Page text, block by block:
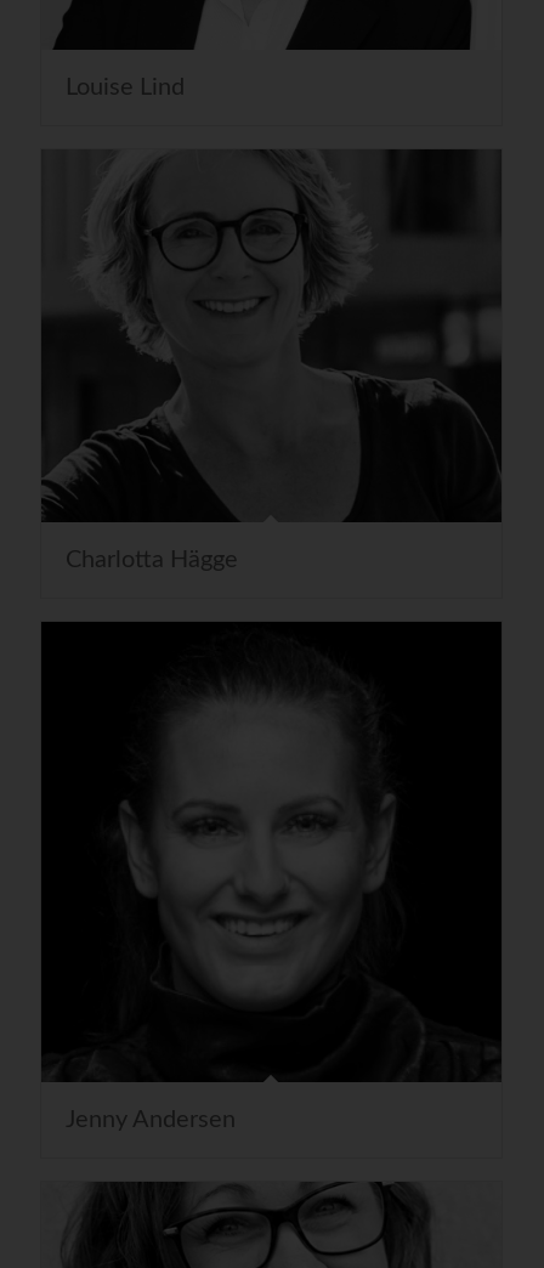
Louise Lind
Charlotta Hägge
Jenny Andersen